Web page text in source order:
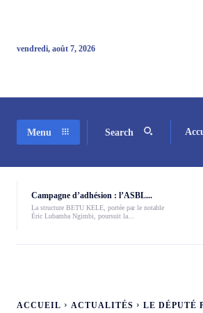
vendredi, août 7, 2026
Menu Search
Campagne d’adhésion : l’ASBL...
La structure BETU KELE, portée par le notable
Éric Lubamba Ngimbi, poursuit la...
ACCUEIL ACTUALITÉS LE DÉPUTÉ